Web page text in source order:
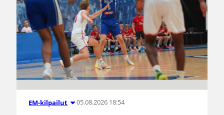
EM-kilpailut 05.08.2026 18:54